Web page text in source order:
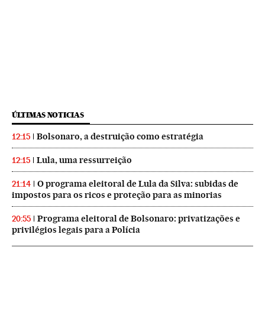
ÚLTIMAS NOTICIAS
12:15 Bolsonaro, a destruição como estratégia
12:15 Lula, uma ressurreição
21:14
O programa eleitoral de Lula da Silva: subidas de
impostos para os ricos e proteção para as minorias
20:55
Programa eleitoral de Bolsonaro: privatizações e
privilégios legais para a Polícia